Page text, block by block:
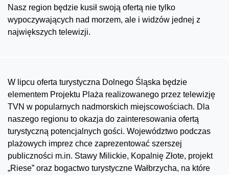
Nasz region będzie kusił swoją ofertą nie tylko
wypoczywających nad morzem, ale i widzów jednej z
największych telewizji.
W lipcu oferta turystyczna Dolnego Śląska będzie
elementem Projektu Plaża realizowanego przez telewizję
TVN w popularnych nadmorskich miejscowościach. Dla
naszego regionu to okazja do zainteresowania ofertą
turystyczną potencjalnych gości. Województwo podczas
plażowych imprez chce zaprezentować szerszej
publiczności m.in. Stawy Milickie, Kopalnię Złote, projekt
„Riese” oraz bogactwo turystyczne Wałbrzycha, na które